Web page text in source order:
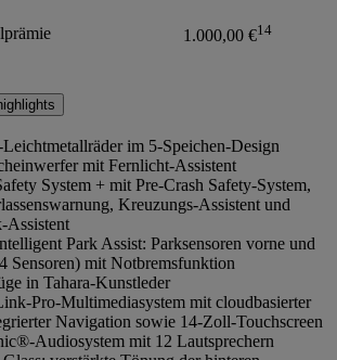
1.000,00 €14
im 5-Speichen-Design
mit Fernlicht-Assistent
System + mit Pre-Crash Safety-System,
Kreuzungs-Assistent und
Assistent
Park Assist: Parksensoren vorne und
Sensoren) mit Notbremsfunktion
in Tahara-Kunstleder
Pro-Multimediasystem mit cloudbasierter
Navigation sowie 14-Zoll-Touchscreen
Audiosystem mit 12 Lautsprechern